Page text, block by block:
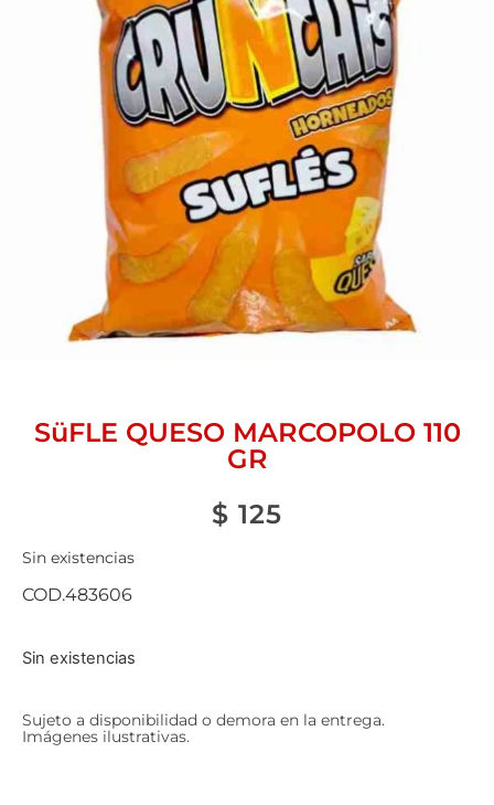
SüFLE QUESO MARCOPOLO 110
GR
$ 125
Sin existencias
COD.483606
Sin existencias
Sujeto a disponibilidad o demora en la entrega.
Imágenes ilustrativas.